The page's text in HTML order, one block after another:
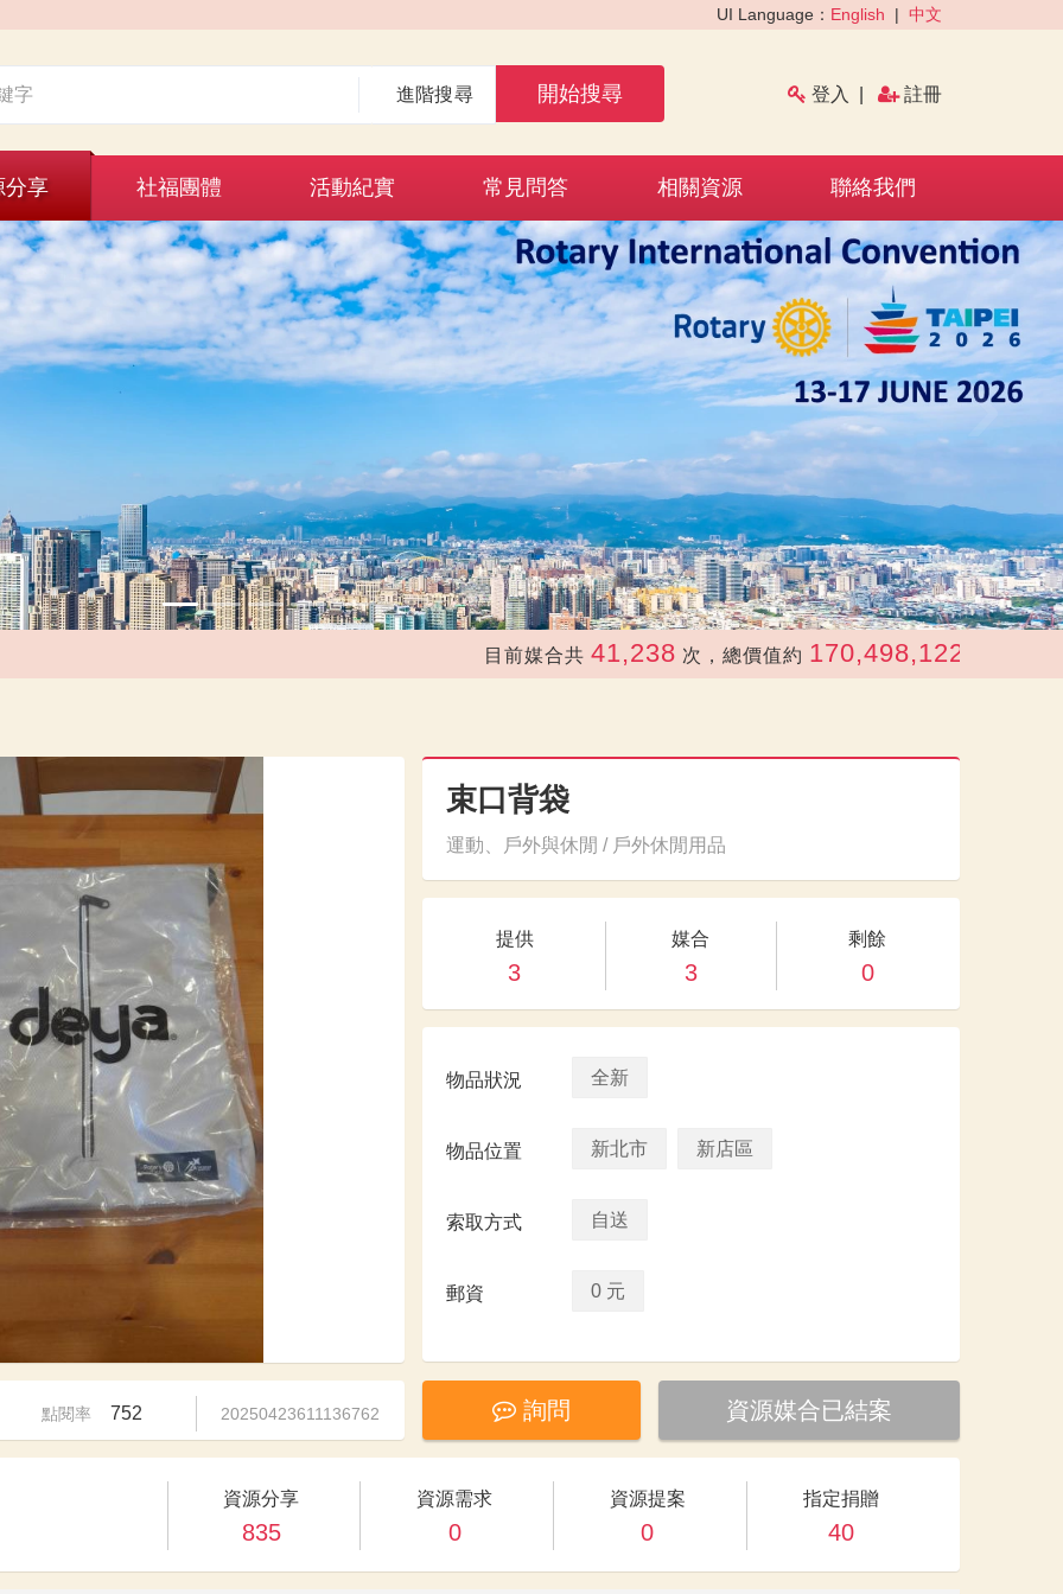
UI Language： English | 中文
進階搜尋 開始搜尋 登入 註冊
分享 社福團體 活動紀實 常見問答 相關資源 聯絡我們
›
目前媒合共 41,238 次，總價值約 170,498,122 元
束口背袋
運動、戶外與休閒 / 戶外休閒用品
提供
3
媒合
3
剩餘
0
物品狀況 全新
物品位置 新北市 新店區
索取方式 自送
郵資 0 元
點閱率 752 20250423611136762 詢問 資源媒合已結案
資源分享
835
資源需求
0
資源提案
0
指定捐贈
40